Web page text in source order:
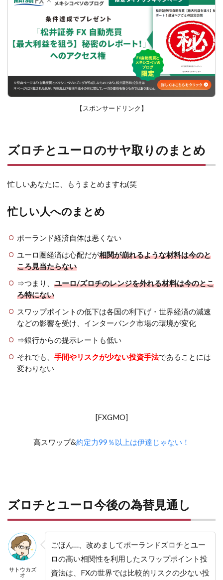
【スポンサードリンク】
ズロチとユーロのサヤ取りのまとめ
忙しいあなたに、もうまとめますね(笑
忙しい人へのまとめ
ポーランド経済自体は悪くない
ユーロ圏経済は心配だが相関が崩れるような材料は今のと
ころ見当たらない
⇒つまり、 ユーロ/ズロチのレンジを外れる材料は今のとこ
ろ特にない
スワップポイントの低下は各国の利下げ・世界経済の減速
などの影響を受け、インターバンク市場の環境が変化
⇒銀行からの提示レートも低い
それでも、 手間やリスクが少ない投資手法であることには
変わりない
[FXGMO]
高スワップ&約定力99％以上は伊達じゃない！
ズロチとユーロ今後の為替見通し
サトウカズ
オ
ごほん…、改めましてポーランドズロチとユー
ロの高い相関性を利用したスワップポイント投
資法は、FXの世界では比較的リスクの少ない投